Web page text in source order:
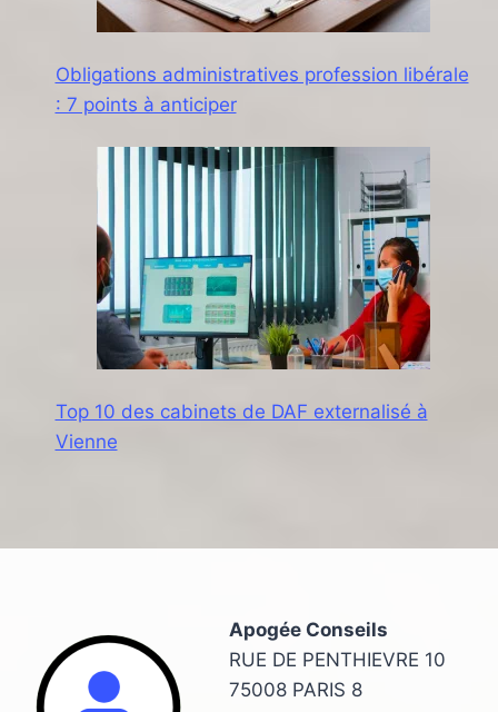
Obligations administratives profession libérale
: 7 points à anticiper
Top 10 des cabinets de DAF externalisé à
Vienne
Apogée Conseils
RUE DE PENTHIEVRE 10
75008 PARIS 8